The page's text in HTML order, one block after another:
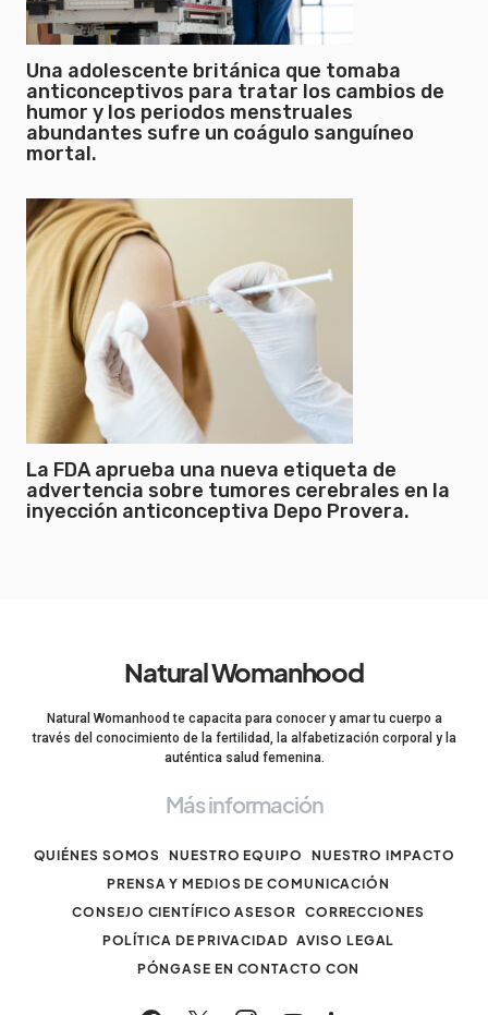
Una adolescente británica que tomaba
anticonceptivos para tratar los cambios de
humor y los periodos menstruales
abundantes sufre un coágulo sanguíneo
mortal.
La FDA aprueba una nueva etiqueta de
advertencia sobre tumores cerebrales en la
inyección anticonceptiva Depo Provera.
Natural Womanhood
Natural Womanhood te capacita para conocer y amar tu cuerpo a
través del conocimiento de la fertilidad, la alfabetización corporal y la
auténtica salud femenina.
Más información
QUIÉNES SOMOS NUESTRO EQUIPO
NUESTRO IMPACTO
PRENSA Y MEDIOS DE COMUNICACIÓN
CONSEJO CIENTÍFICO ASESOR CORRECCIONES
POLÍTICA DE PRIVACIDAD AVISO LEGAL
PÓNGASE EN CONTACTO CON